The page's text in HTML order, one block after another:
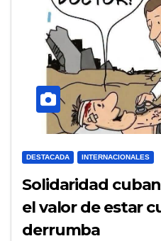
DESTACADA INTERNACIONALES
Solidaridad
el valor de estar
derrumba